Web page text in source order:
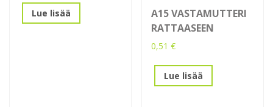
Lue lisää
A15 VASTAMUTTERI
RATTAASEEN
0,51€
Lue lisää